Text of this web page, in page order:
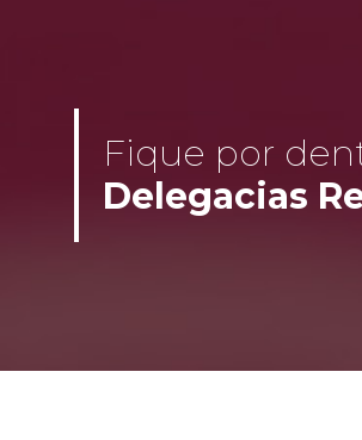
Fique por
Delegacias